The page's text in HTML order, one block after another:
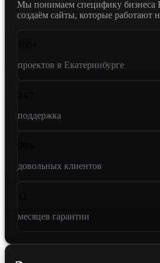
Мы понимаем специфику бизнеса
создаём сайты, которые работают
проектов в Екатеринбурге
поддержка
довольных клиентов
месяцев гарантии